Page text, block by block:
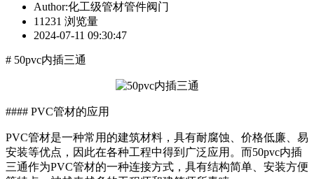
Author:化工级管材管件阀门
11231 浏览量
2024-07-11 09:30:47
# 50pvc内插三通
#### PVC管材的应用
PVC管材是一种常用的建筑材料，具有耐腐蚀、价格低廉、易
安装等优点，因此在各种工程中得到广泛应用。而50pvc内插
三通作为PVC管材的一种连接方式，具有结构简单、安装方便